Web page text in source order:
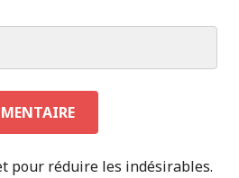
pour réduire les indésirables.